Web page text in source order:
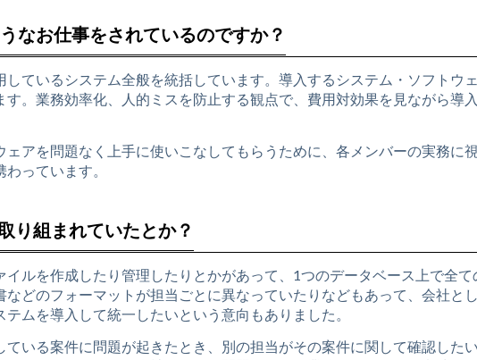
なお仕事をされているのですか？
ているシステム全般を統括しています。導入するシステム・ソフトウ
。業務効率化、人的ミスを防止する観点で、費用対効果を見ながら導
アを問題なく上手に使いこなしてもらうために、各メンバーの実務に
っています。
り組まれていたとか？
ルを作成したり管理したりとかがあって、1つのデータベース上で全て
どのフォーマットが担当ごとに異なっていたりなどもあって、会社と
ムを導入して統一したいという意向もありました。
いる案件に問題が起きたとき、別の担当がその案件に関して確認した